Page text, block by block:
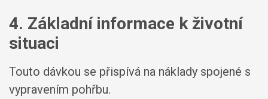
4. Základní informace k životní
situaci
Touto dávkou se přispívá na náklady spojené s
vypravením pohřbu.